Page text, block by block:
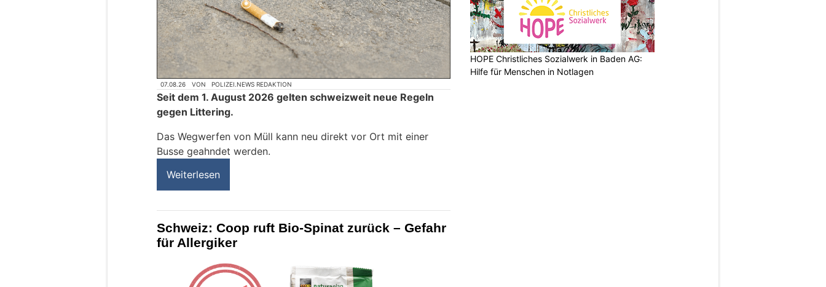
07.08.26 VON POLIZEI.NEWS REDAKTION
Seit dem 1. August 2026 gelten schweizweit neue Regeln
gegen Littering.
Das Wegwerfen von Müll kann neu direkt vor Ort mit einer
Busse geahndet werden.
Weiterlesen
Schweiz: Coop ruft Bio-Spinat zurück – Gefahr
für Allergiker
HOPE Christliches Sozialwerk in Baden AG:
Hilfe für Menschen in Notlagen